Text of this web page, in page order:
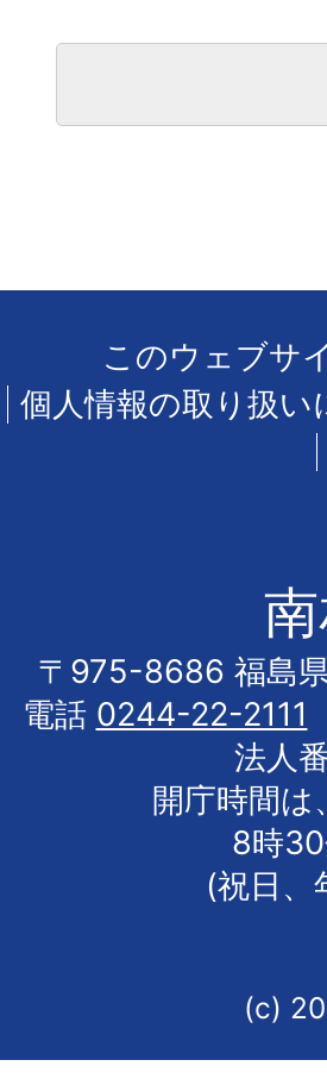
このウェブサ
個人情報の取り扱い
〒975-8686 福島
電話 0244-22-2111
法人
開庁時間
8時
(祝日、
(c)